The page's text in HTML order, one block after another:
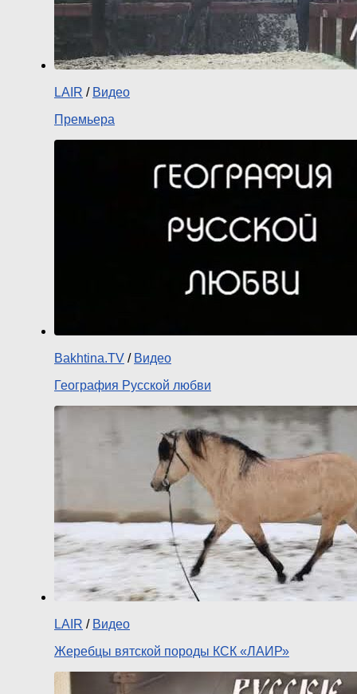
LAIR / Видео
Премьера
Bakhtina.TV / Видео
География Русской любви
LAIR / Видео
Жеребцы вятской породы КСК «ЛАИР»